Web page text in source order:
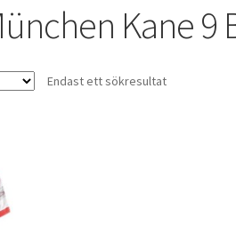
Kane
Endast ett sökresultat